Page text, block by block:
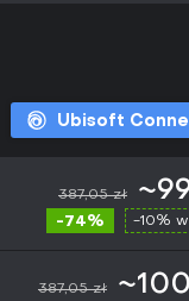
Ubisoft
387,05 zł
-74% -10%
387,05 zł